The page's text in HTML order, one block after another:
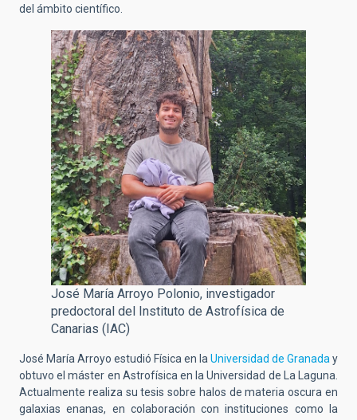
del ámbito científico.
José María Arroyo Polonio, investigador
predoctoral del Instituto de Astrofísica de
Canarias (IAC)
José María Arroyo estudió Física en laUniversidad de Granaday
obtuvo el máster en Astrofísica en la Universidad de La Laguna.
Actualmente realiza su tesis sobre halos de materia oscura en
galaxias enanas, en colaboración con instituciones como la